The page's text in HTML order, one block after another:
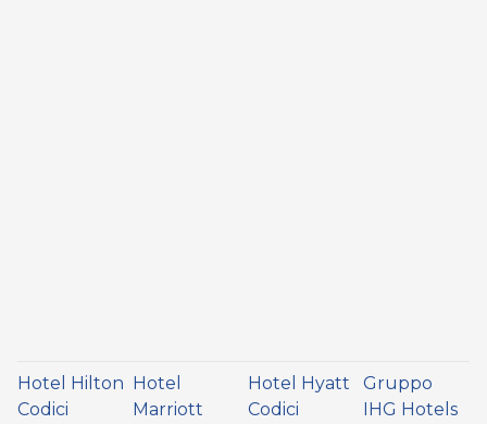
Hotel Hilton
Codici
Hotel
Marriott
Hotel Hyatt
Codici
Gruppo
IHG Hotels